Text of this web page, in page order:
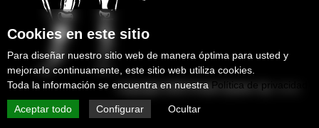
Copyright 2025Protek-System Sp. z o.o.
Cookies en este sitio
Para diseñar nuestro sitio web de manera óptima para usted y
mejorarlo continuamente, este sitio web utiliza cookies.
Toda la información se encuentra en nuestra Política de privacidad
Aceptar todo Configurar Ocultar